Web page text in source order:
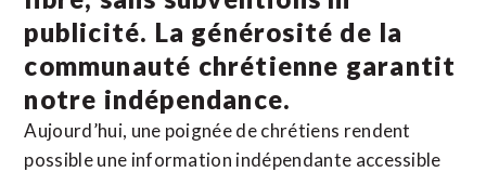
publicité. La générosité de la
communauté chrétienne garantit
notre indépendance.
Aujourd’hui, une poignée de chrétiens rendent
possible une information indépendante accessible